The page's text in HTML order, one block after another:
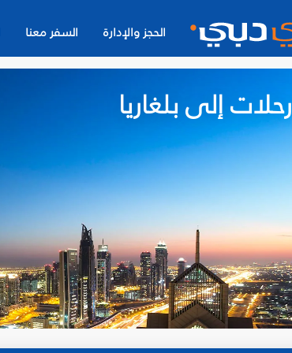
الحجز والإدارة السفر معنا
رحلات إلى بلغاريا